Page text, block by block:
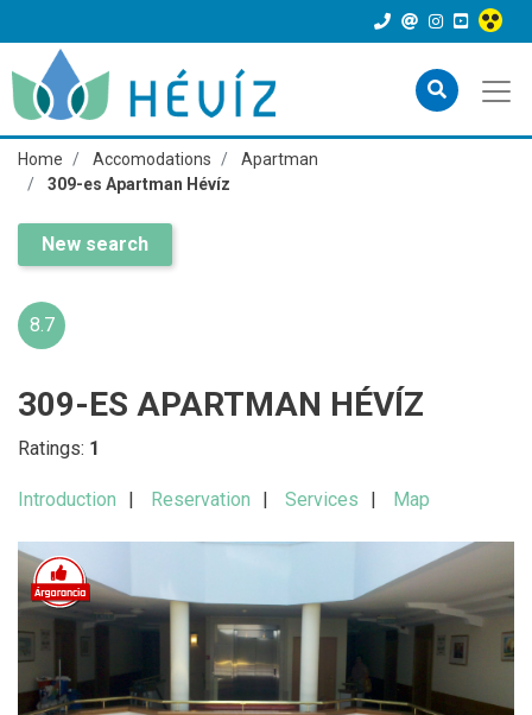
Home Accomodations
Apartman
309-es Apartman Hévíz
New search
8.7
309-ES APARTMAN HÉVÍZ
Ratings: 1
Introduction Reservation Services Map